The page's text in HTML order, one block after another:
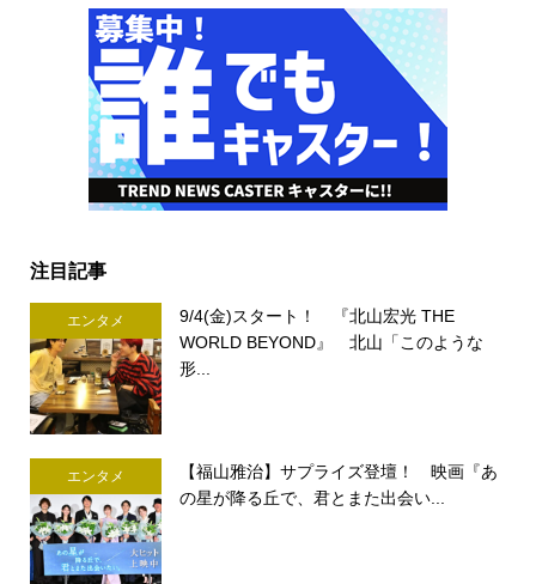
注目記事
エンタメ
9/4(金)スタート！ 『北山宏光 THE
WORLD BEYOND』 北山「このような
形...
エンタメ
【福山雅治】サプライズ登壇！ 映画『あ
の星が降る丘で、君とまた出会い...